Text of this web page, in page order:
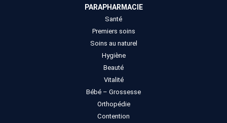
PARAPHARMACIE
Santé
Premiers soins
Soins au naturel
Hygiène
Beauté
Vitalité
Bébé – Grossesse
Orthopédie
Contention